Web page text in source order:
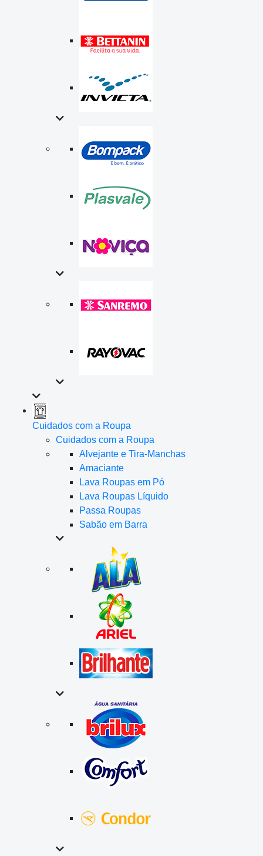
Cuidados com a Roupa
Cuidados com a Roupa
Alvejante e Tira-Manchas
Amaciante
Lava Roupas em Pó
Lava Roupas Líquido
Passa Roupas
Sabão em Barra